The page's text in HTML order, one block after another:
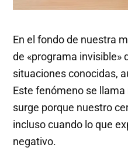
En el fondo de nuestra
de «programa invisible»
situaciones conocidas,
Este fenómeno se llama
surge porque nuestro
incluso cuando lo que
negativo.